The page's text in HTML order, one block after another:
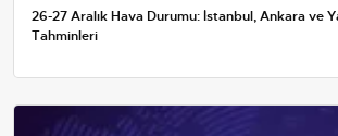
26-27 Aralık Hava Durumu: İstanbul, Ankara ve
Tahminleri